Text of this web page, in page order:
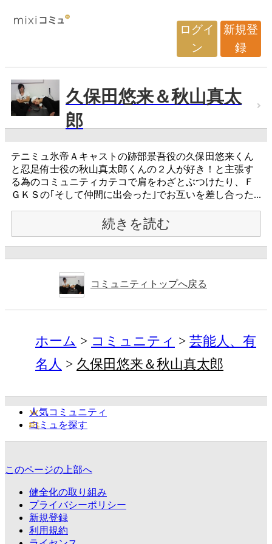
ログイ
ン
新規登
録
久保田悠来＆秋山真太
郎
テニミュ氷帝Ａキャストの跡部景吾役の久保田悠来くん
と忍足侑士役の秋山真太郎くんの２人が好き！と主張す
る為のコミュニティカテコで肩をわざとぶつけたり、Ｆ
ＧＫＳの｢そして仲間に出会った｣でお互いを差し合った...
続きを読む
コミュニティトップへ戻る
ホーム コミュニティ
芸能人、有
名人
久保田悠来＆秋山真太郎
人気コミュニティ
コミュを探す
このページの上部へ
健全化の取り組み
プライバシーポリシー
新規登録
利用規約